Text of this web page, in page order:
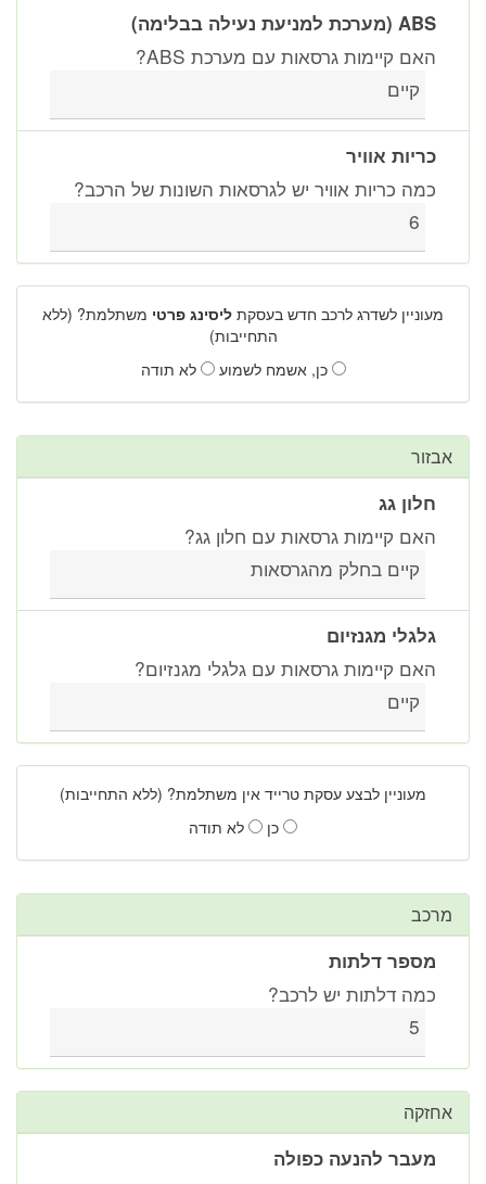
ABS (מערכת למניעת נעילה בבלימה)
האם קיימות גרסאות עם מערכת ABS?
קיים
כריות אוויר
כמה כריות אוויר יש לגרסאות השונות של הרכב?
6
מעוניין לשדרג לרכב חדש בעסקת ליסינג פרטי משתלמת? (ללא
התחייבות)
כן, אשמח לשמוע
לא תודה
אבזור
חלון גג
האם קיימות גרסאות עם חלון גג?
קיים בחלק מהגרסאות
גלגלי מגנזיום
האם קיימות גרסאות עם גלגלי מגנזיום?
קיים
מעוניין לבצע עסקת טרייד אין משתלמת? (ללא התחייבות)
כן
לא תודה
מרכב
מספר דלתות
כמה דלתות יש לרכב?
5
אחזקה
מעבר להנעה כפולה